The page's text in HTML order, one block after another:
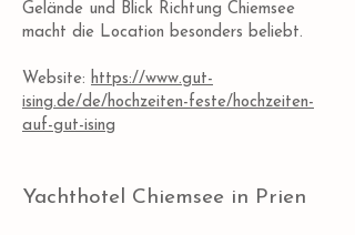
Gelände und Blick Richtung Chiemsee
macht die Location besonders beliebt.
Website: https://www.gut-
ising.de/de/hochzeiten-feste/hochzeiten-
auf-gut-ising
Yachthotel Chiemsee in Prien